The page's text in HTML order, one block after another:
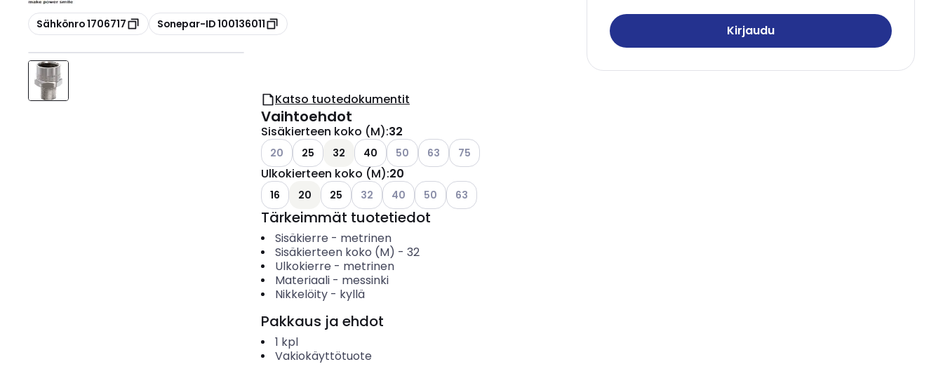
Kopioi
Sähkönro 1706717 Kopioi
Sonepar-ID 100136011 Kirjaudu
Katso tuotedokumentit
Vaihtoehdot
Sisäkierteen koko (M):32
Katso käytettävissä olevat vaihtoehdot
20 25 32 40 Katso käytettävissä olevat vaihtoehdot
50 Katso käytettävissä olevat vaihtoehdot
63 Katso käytettävissä olevat vaihtoehdot
75
Ulkokierteen koko (M):20
16 20 25 Katso käytettävissä olevat vaihtoehdot
32 Katso käytettävissä olevat vaihtoehdot
40 Katso käytettävissä olevat vaihtoehdot
50 Katso käytettävissä olevat vaihtoehdot
63
Tärkeimmät tuotetiedot
Sisäkierre - metrinen
Sisäkierteen koko (M) - 32
Ulkokierre - metrinen
Materiaali- messinki
Nikkelöity- kyllä
Pakkaus ja ehdot
1 kpl
Vakiokäyttötuote